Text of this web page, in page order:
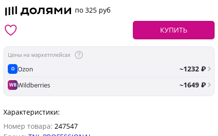
по 325 руб
КУПИТЬ
Цены на маркетплейсах
O Ozon ~1232 ₽
WBWildberries ~1649 ₽
Характеристики:
Номер товара: 247547